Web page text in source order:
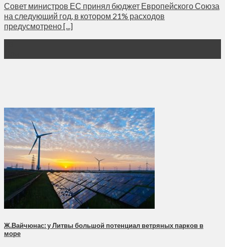
Совет министров ЕС принял бюджет Европейского Союза
на следующий год, в котором 21% расходов
предусмотрено [...]
Ж.Вайчюнас: у Литвы большой потенциал ветряных парков в
море